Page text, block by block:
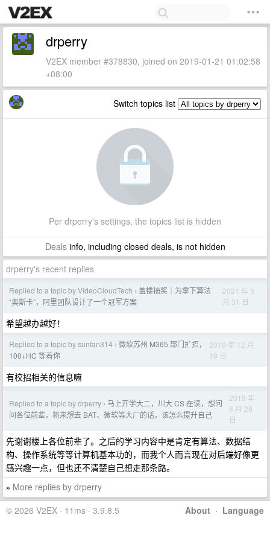
drperry
V2EX member #378830, joined on 2019-01-21 01:02:58
+08:00
Switch topics list
Per drperry's settings, the topics list is hidden
Dealsinfo, including closed deals, is not hidden
drperry's recent replies
Replied to a topic by VideoCloudTech › 盖楼抽奖｜为拿下算法
“奥斯卡”，阿里团队设计了一个冠军方案
2021 年 3
月 31 日
希望越办越好！
Replied to a topic by sunfan314 › 微软苏州 M365 部门扩招，
100+HC 等着你
2019 年 12 月
19 日
有校招相关的信息嘛
Replied to a topic by drperry › 马上开学大二，川大 CS 在读，想问
问各位前辈，将来想去 BAT、微软等大厂的话，该怎么提升自己
2019 年
8 月 29
日
先谢谢楼上各位前辈了。之后的学习内容中是肯定有算法、数据结
构、操作系统等等计算机基本功的，而我个人而言现在对后端好像更
感兴趣一点，但也还不清楚自己想走那条路。
» More replies by drperry
About · Language
© 2026 V2EX · 11ms · 3.9.8.5